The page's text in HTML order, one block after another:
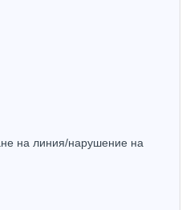
на линия/нарушение на